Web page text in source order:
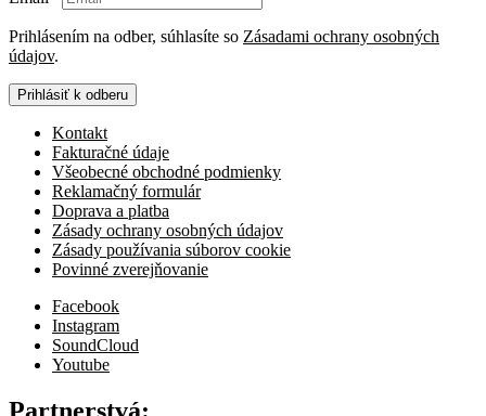
Prihlásením na odber, súhlasíte so Zásadami ochrany osobných
údajov.
Prihlásiť k odberu
Kontakt
Fakturačné údaje
Všeobecné obchodné podmienky
Reklamačný formulár
Doprava a platba
Zásady ochrany osobných údajov
Zásady používania súborov cookie
Povinné zverejňovanie
Facebook
Instagram
SoundCloud
Youtube
Partnerstvá: